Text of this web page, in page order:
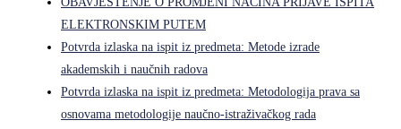
ELEKTRONSKIM PUTEM
Potvrda izlaska na ispit iz predmeta: Metode izrade
akademskih i naučnih radova
Potvrda izlaska na ispit iz predmeta: Metodologija prava sa
osnovama metodologije naučno-istraživačkog rada